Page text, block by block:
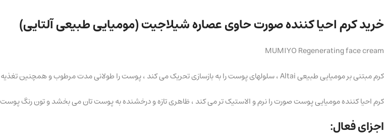
خرید کرم احیا کننده صورت حاوی عصاره شیلاجیت (مومیایی طبیعی آلتایی)
MUMIYO Regenerating face cream
کرم مبتنی بر مومیایی طبیعی Altai ، سلولهای پوست را به بازسازی تحریک می کند ، پوست را طولانی مدت مرطوب و همچنین تغذیه می کند .
کرم احیا کننده مومیایی پوست صورت را نرم و الاستیک تر می کند ، ظاهری تازه و درخشنده به پوست تان می بخشد و تون رنگ
اجزای فعال: